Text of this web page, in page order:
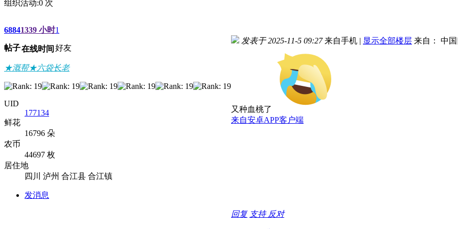
组织活动:0 次
6884
帖子
1339 小时
在线时间
1
好友
★溉帮★六袋长老
UID
177134
鲜花
16796 朵
农币
44697 枚
居住地
四川 泸州 合江县 合江镇
发消息
发表于 2025-11-5 09:27 来自手机 | 显示全部楼层 来自： 中
又种血桃了
来自安卓APP客户端
回复 支持 反对